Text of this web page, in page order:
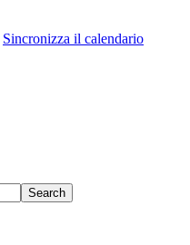
Sincronizza il calendario